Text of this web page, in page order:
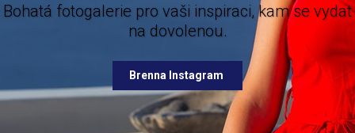
pro vaši inspiraci, kam se vydat
Brenna Instagram
Brenna Facebook